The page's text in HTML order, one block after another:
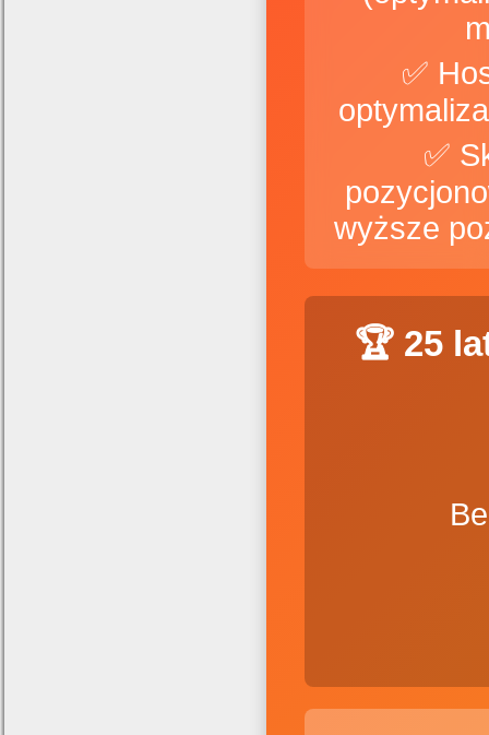
✅
✅
wyższe
🏆 25